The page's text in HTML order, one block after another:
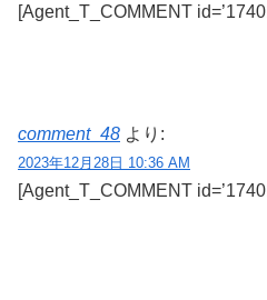
[Agent_T_COMMENT
comment_48 より:
2023年12月28日 10:36 AM
[Agent_T_COMMENT